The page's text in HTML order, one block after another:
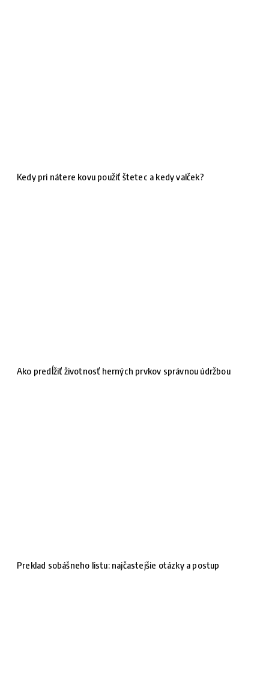
Kedy pri nátere kovu použiť štetec a kedy valček?
Ako predĺžiť životnosť herných prvkov správnou údržbou
Preklad sobášneho listu: najčastejšie otázky a postup